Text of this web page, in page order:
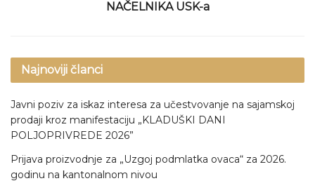
NAČELNIKA USK-a
Najnoviji članci
Javni poziv za iskaz interesa za učestvovanje na sajamskoj
prodaji kroz manifestaciju „KLADUŠKI DANI
POLJOPRIVREDE 2026”
Prijava proizvodnje za „Uzgoj podmlatka ovaca“ za 2026.
godinu na kantonalnom nivou